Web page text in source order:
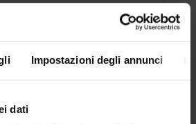
Impostazioni degli annunci
dati